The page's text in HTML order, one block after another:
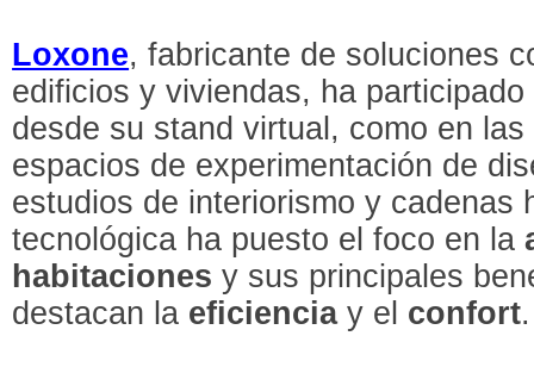
Loxone, fabricante de soluciones
edificios y viviendas, ha
desde su stand virtual, como en las
espacios de experimentación de
estudios de interiorismo y cadenas
tecnológica ha puesto el foco en la
habitaciones y sus principales
destacan la eficienciay el confort.